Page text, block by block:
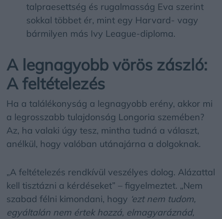
talpraesettség és rugalmasság Eva szerint
sokkal többet ér, mint egy Harvard- vagy
bármilyen más Ivy League-diploma.
A legnagyobb vörös zászló:
A feltételezés
Ha a találékonyság a legnagyobb erény, akkor mi
a legrosszabb tulajdonság Longoria szemében?
Az, ha valaki úgy tesz, mintha tudná a választ,
anélkül, hogy valóban utánajárna a dolgoknak.
„A feltételezés rendkívül veszélyes dolog. Alázattal
kell tisztázni a kérdéseket” – figyelmeztet. „Nem
szabad félni kimondani, hogy ‘ezt nem tudom,
egyáltalán nem értek hozzá, elmagyaráznád,